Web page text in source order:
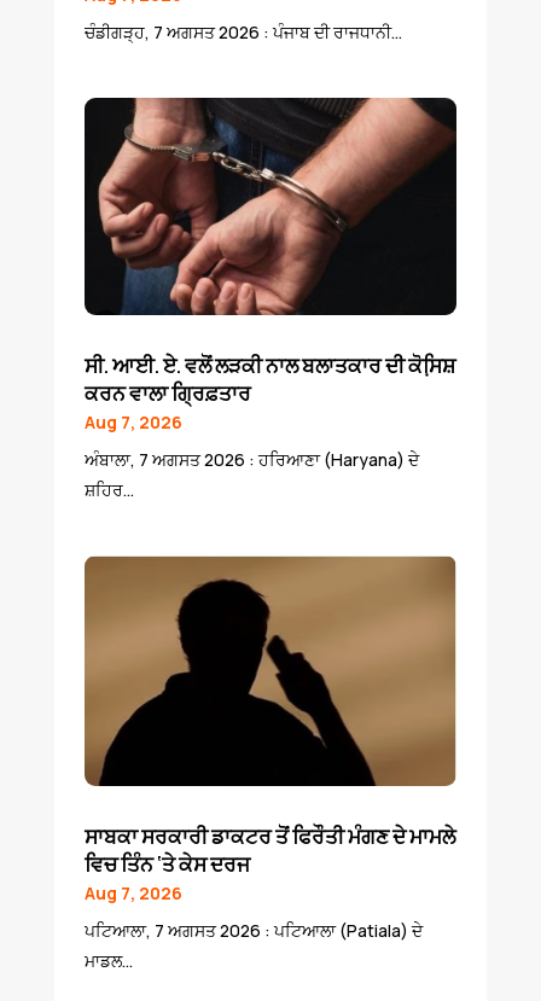
ਚੰਡੀਗੜ੍ਹ, 7 ਅਗਸਤ 2026 : ਪੰਜਾਬ ਦੀ ਰਾਜਧਾਨੀ...
ਸੀ. ਆਈ. ਏ. ਵਲੋਂ ਲੜਕੀ ਨਾਲ ਬਲਾਤਕਾਰ ਦੀ ਕੋਸਿ਼ਸ਼
ਕਰਨ ਵਾਲਾ ਗ੍ਰਿਫ਼ਤਾਰ
Aug 7, 2026
ਅੰਬਾਲਾ, 7 ਅਗਸਤ 2026 : ਹਰਿਆਣਾ (Haryana) ਦੇ
ਸ਼ਹਿਰ...
ਸਾਬਕਾ ਸਰਕਾਰੀ ਡਾਕਟਰ ਤੋਂ ਫਿਰੌਤੀ ਮੰਗਣ ਦੇ ਮਾਮਲੇ
ਵਿਚ ਤਿੰਨ ‘ਤੇ ਕੇਸ ਦਰਜ
Aug 7, 2026
ਪਟਿਆਲਾ, 7 ਅਗਸਤ 2026 : ਪਟਿਆਲਾ (Patiala) ਦੇ
ਮਾਡਲ...